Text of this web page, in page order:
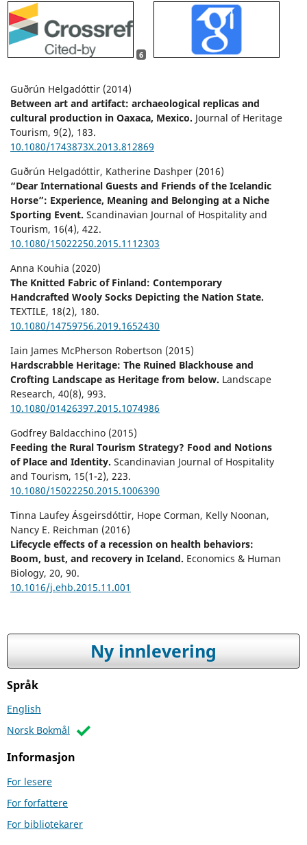
6
Guðrún Helgadóttir (2014)
Between art and artifact: archaeological replicas and
cultural production in Oaxaca, Mexico. Journal of Heritage
Tourism, 9(2), 183.
10.1080/1743873X.2013.812869
Guðrún Helgadóttir, Katherine Dashper (2016)
“Dear International Guests and Friends of the Icelandic
Horse”: Experience, Meaning and Belonging at a Niche
Sporting Event. Scandinavian Journal of Hospitality and
Tourism, 16(4), 422.
10.1080/15022250.2015.1112303
Anna Kouhia (2020)
The Knitted Fabric of Finland: Contemporary
Handcrafted Wooly Socks Depicting the Nation State.
TEXTILE, 18(2), 180.
10.1080/14759756.2019.1652430
Iain James McPherson Robertson (2015)
Hardscrabble Heritage: The Ruined Blackhouse and
Crofting Landscape as Heritage from below. Landscape
Research, 40(8), 993.
10.1080/01426397.2015.1074986
Godfrey Baldacchino (2015)
Feeding the Rural Tourism Strategy? Food and Notions
of Place and Identity. Scandinavian Journal of Hospitality
and Tourism, 15(1-2), 223.
10.1080/15022250.2015.1006390
Tinna Laufey Ásgeirsdóttir, Hope Corman, Kelly Noonan,
Nancy E. Reichman (2016)
Lifecycle effects of a recession on health behaviors:
Boom, bust, and recovery in Iceland. Economics & Human
Biology, 20, 90.
10.1016/j.ehb.2015.11.001
Ny innlevering
Språk
English
Norsk Bokmål
Informasjon
For lesere
For forfattere
For bibliotekarer